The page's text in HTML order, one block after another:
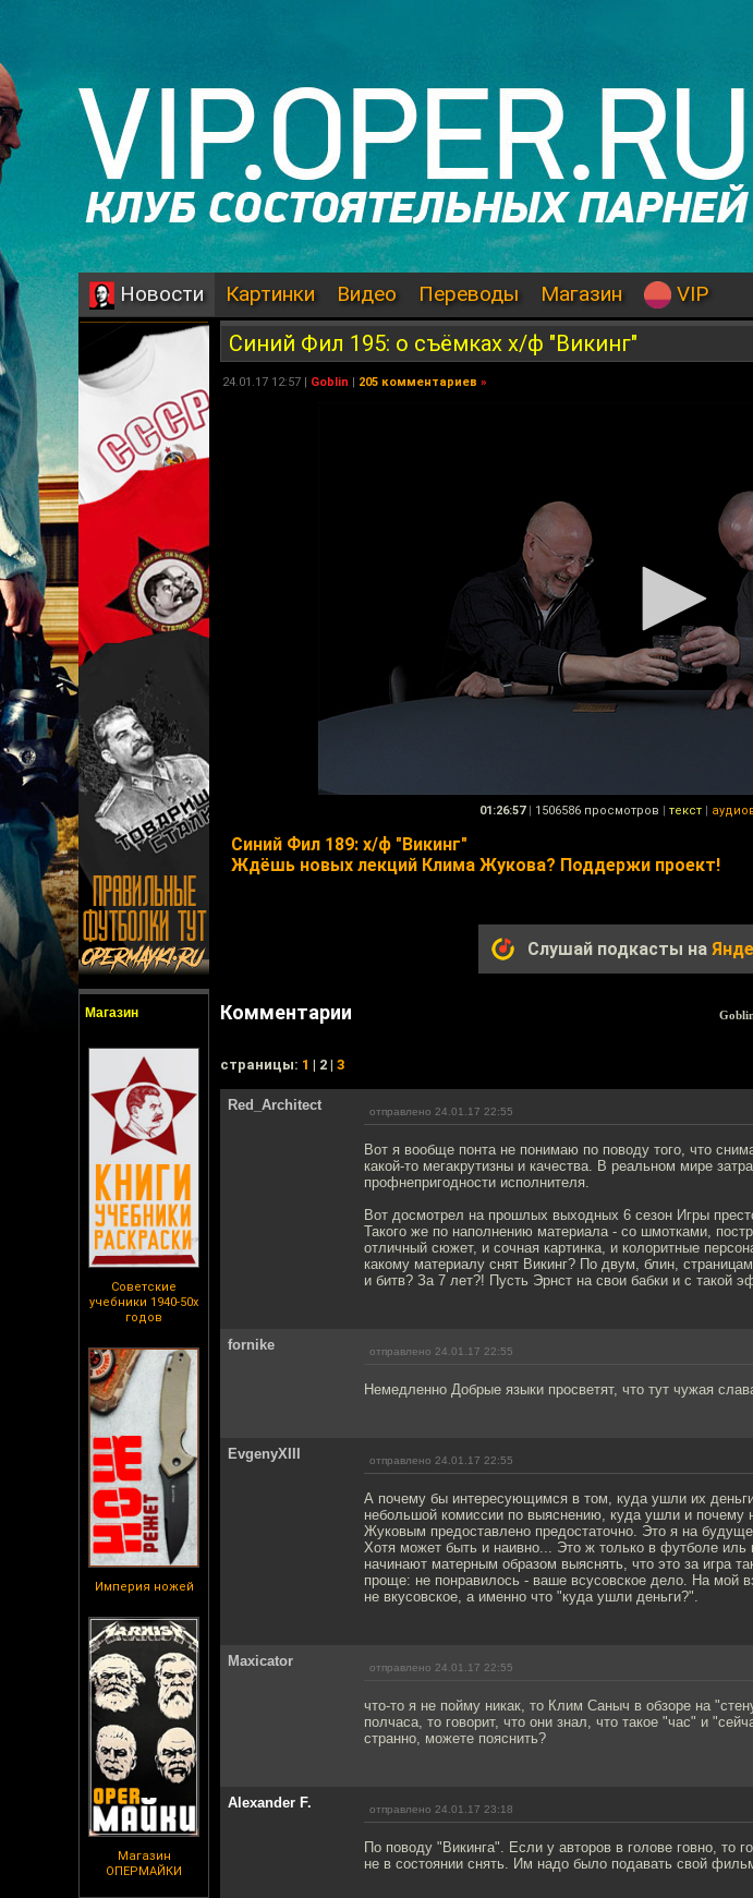
Новости Картинки Видео Переводы Магазин VIP
Магазин
Советские
учебники 1940-50х
годов
Империя ножей
Магазин
ОПЕРМАЙКИ
Синий Фил 195: о съёмках х/ф "Викинг"
24.01.17 12:57 | Goblin | 205 комментариев »
01:26:57 | 1506586 просмотров | текст |
Синий Фил 189: х/ф "Викинг"
Ждёшь новых лекций Клима Жукова? Поддержи проект!
Слушай подкасты на
Комментарии
cтраницы: 1 | 2 | 3
Red_Architect отправлено 24.01.17 22:55
Вот я вообще понта не понимаю по поводу того, что
какой-то мегакрутизны и качества. В реальном мире
профнепригодности исполнителя.
Вот досмотрел на прошлых выходных 6 сезон Игры
Такого же по наполнению материала - со шмотками,
отличный сюжет, и сочная картинка, и колоритные
какому материалу снят Викинг? По двум, блин,
и битв? За 7 лет?! Пусть Эрнст на свои бабки и с такой
fornike отправлено 24.01.17 22:55
Немедленно Добрые языки просветят, что тут чужая
EvgenyXIII отправлено 24.01.17 22:55
А почему бы интересующимся в том, куда ушли их
небольшой комиссии по выяснению, куда ушли и
Жуковым предоставлено предостаточно. Это я на
Хотя может быть и наивно... Это ж только в футболе
начинают матерным образом выяснять, что это за игра
проще: не понравилось - ваше всусовское дело. На мой
не вкусовское, а именно что "куда ушли деньги?".
Maxicator отправлено 24.01.17 22:55
что-то я не пойму никак, то Клим Саныч в обзоре на
полчаса, то говорит, что они знал, что такое "час" и
странно, можете пояснить?
Alexander F. отправлено 24.01.17 23:18
По поводу "Викинга". Если у авторов в голове говно, то
не в состоянии снять. Им надо было подавать свой